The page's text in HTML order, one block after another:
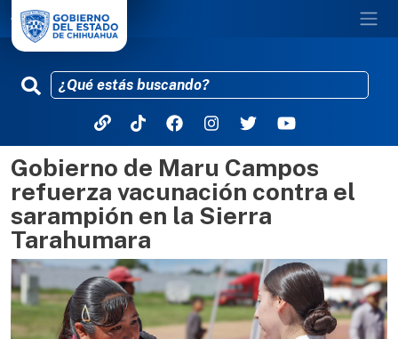
Pasar al contenido principal
Gobierno de Maru Campos
refuerza vacunación contra el
sarampión en la Sierra
Tarahumara